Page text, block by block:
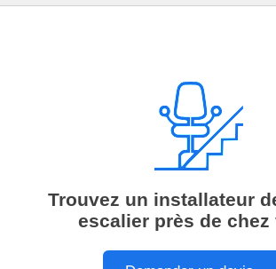
Trouvez un installateur
escalier près de chez